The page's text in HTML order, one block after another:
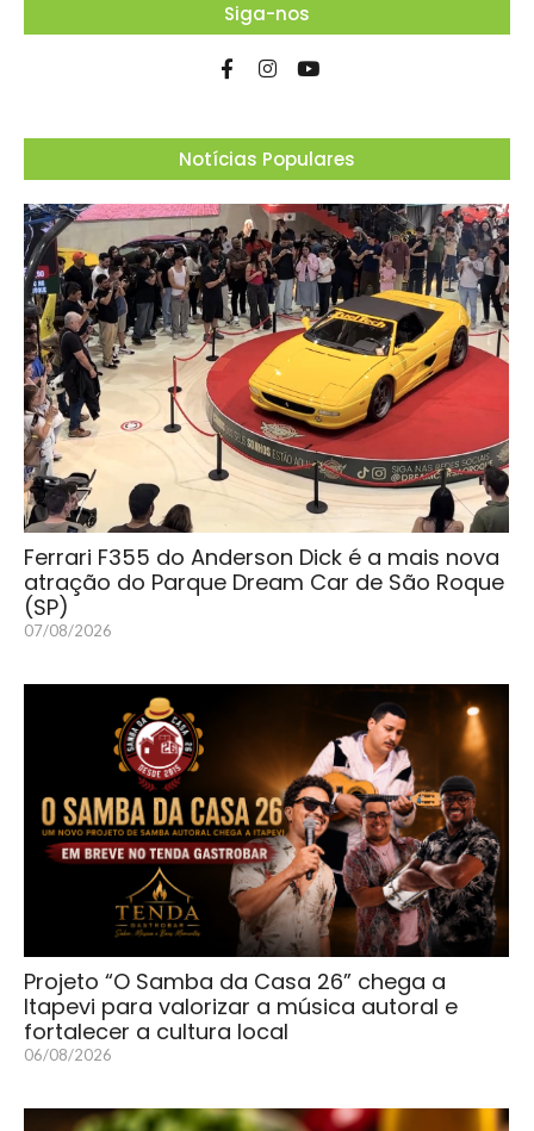
Siga-nos
Notícias Populares
Ferrari F355 do Anderson Dick é a mais nova
atração do Parque Dream Car de São Roque
(SP)
07/08/2026
Projeto “O Samba da Casa 26” chega a
Itapevi para valorizar a música autoral e
fortalecer a cultura local
06/08/2026